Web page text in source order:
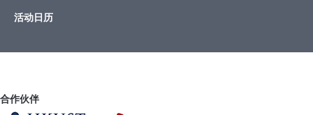
活动日历
合作伙伴